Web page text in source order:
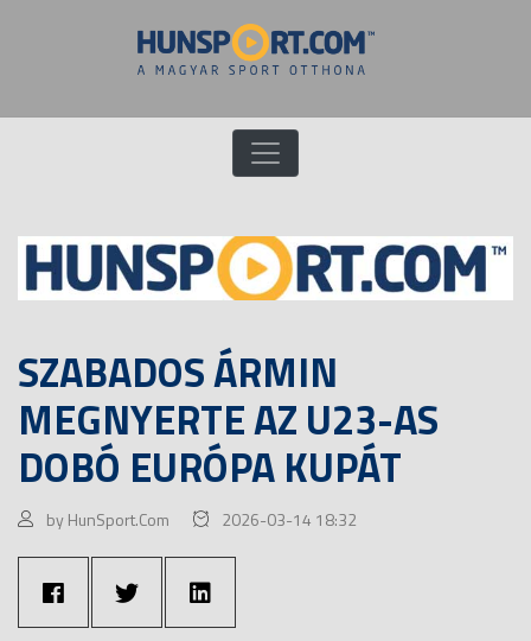
SZABADOS ÁRMIN
MEGNYERTE AZ U23-AS
DOBÓ EURÓPA KUPÁT
by HunSport.Com 2026-03-14 18:32